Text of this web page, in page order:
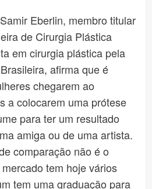
Eberlin, membro titular
de Cirurgia Plástica
em cirurgia plástica pela
afirma que é
chegarem ao
a colocarem uma prótese
para ter um resultado
amiga ou de uma artista.
comparação não é o
tem hoje vários
tem uma graduação para